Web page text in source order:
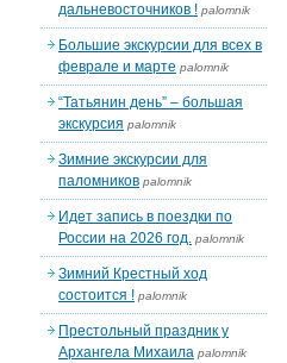
дальневосточников ! palomnik
Большие экскурсии для всех в
феврале и марте palomnik
“Татьянин день” – большая
экскурсия palomnik
Зимние экскурсии для
паломников palomnik
Идет запись в поездки по
России на 2026 год. palomnik
Зимний Крестный ход
состоится ! palomnik
Престольный праздник у
Архангела Михаила palomnik